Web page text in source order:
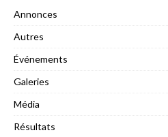
Annonces
Autres
Événements
Galeries
Média
Résultats